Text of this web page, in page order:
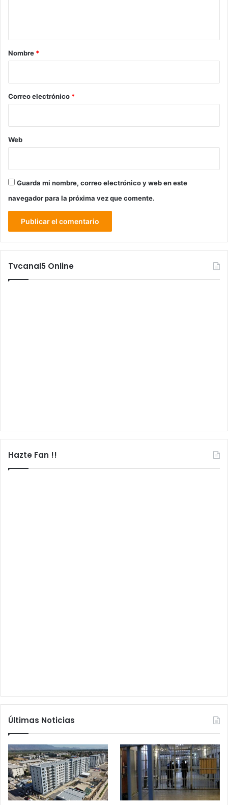
r
*
Nombre *
Correo electrónico *
Web
Guarda mi nombre, correo electrónico y web en este
navegador para la próxima vez que comente.
Tvcanal5 Online
Hazte Fan !!
Últimas Noticias